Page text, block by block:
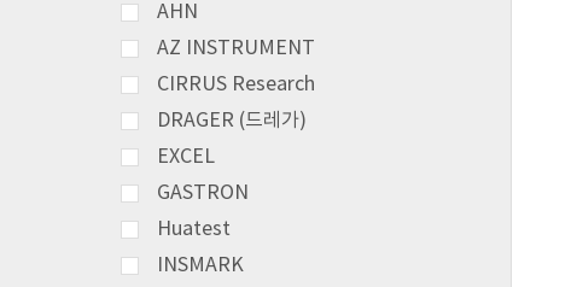
AHN
AZ INSTRUMENT
CIRRUS Research
DRAGER (드레가)
EXCEL
GASTRON
Huatest
INSMARK